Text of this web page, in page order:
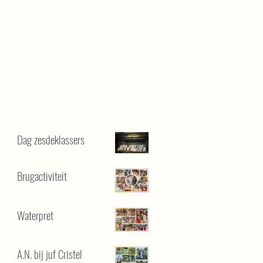
Dag zesdeklassers
Brugactiviteit
Waterpret
A.N. bij juf Cristel